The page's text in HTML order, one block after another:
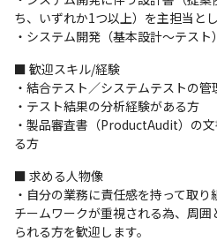
ち、いずれか1つ以上）を主担当と
・システム開発（基本設計～テス
■ 歓迎スキル/経験
・結合テスト／システムテストの
・テスト結果の分析経験がある方
・製品審査書（ProductAudit）の
る方
■ 求める人物像
・自分の業務に責任感を持って取り
チームワークが重視される為、周
られる方を歓迎します。